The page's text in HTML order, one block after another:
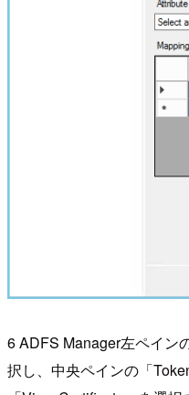
6 ADFS Manager左ペイン
択し、中央ペインの「